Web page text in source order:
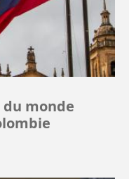
du monde